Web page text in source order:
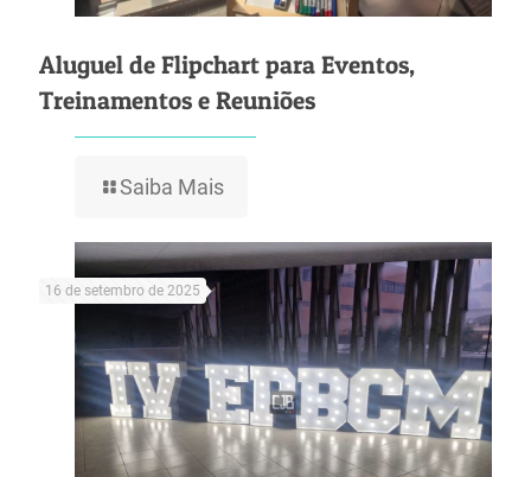
Aluguel de Flipchart para Eventos,
Treinamentos e Reuniões
Saiba Mais
16 de setembro de 2025